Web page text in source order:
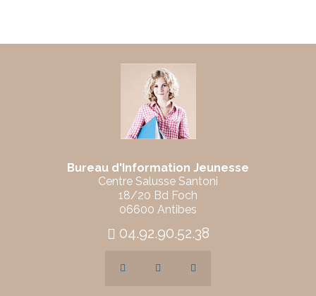
Bureau d'Information Jeunesse
Centre Salusse Santoni
18/20 Bd Foch
06600 Antibes
04.92.90.52.38